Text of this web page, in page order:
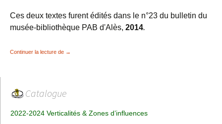
Ces deux textes furent édités dans le n°23 du bulletin du
musée-bibliothèque PAB d'Alès, 2014.
Continuer la lecture de →
Catalogue
2022-2024 Verticalités & Zones d’influences